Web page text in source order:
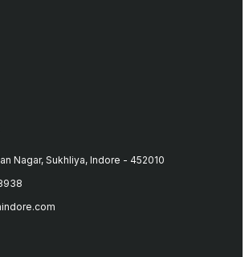
Nagar, Sukhliya, Indore - 452010